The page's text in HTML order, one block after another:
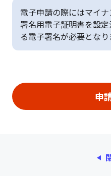
電子申請の際にはマイ
署名用電子証明書を設
る電子署名が必要となり